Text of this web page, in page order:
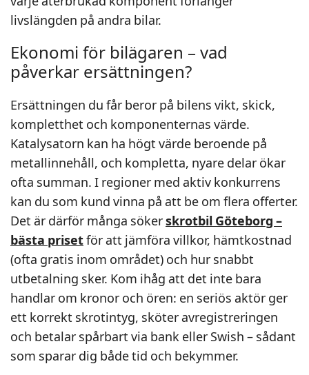
livslängden på andra bilar.
Ekonomi för bilägaren – vad
påverkar ersättningen?
Ersättningen du får beror på bilens vikt, skick,
kompletthet och komponenternas värde.
Katalysatorn kan ha högt värde beroende på
metallinnehåll, och kompletta, nyare delar ökar
ofta summan. I regioner med aktiv konkurrens
kan du som kund vinna på att be om flera offerter.
Det är därför många sökerskrotbil Göteborg –
bästa prisetför att jämföra villkor, hämtkostnad
(ofta gratis inom området) och hur snabbt
utbetalning sker. Kom ihåg att det inte bara
handlar om kronor och ören: en seriös aktör ger
ett korrekt skrotintyg, sköter avregistreringen
och betalar spårbart via bank eller Swish – sådant
som sparar dig både tid och bekymmer.